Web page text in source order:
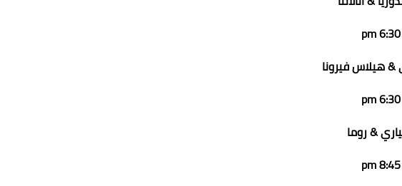
6:30 pm
& هيلاس فيرونا
6:30 pm
& روما
8:45 pm